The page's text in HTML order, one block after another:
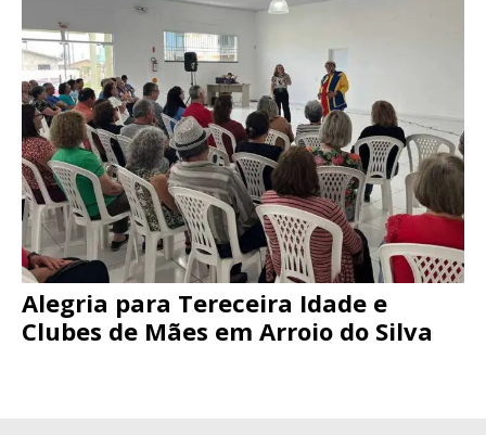
Alegria para Tereceira Idade e
Clubes de Mães em Arroio do Silva